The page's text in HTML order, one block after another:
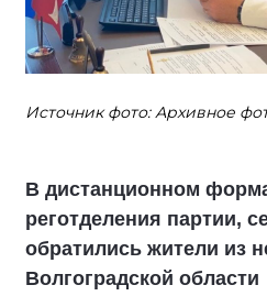
Источник фото: Архивное
В дистанционном
реготделения партии,
обратились жители из
Волгоградской области